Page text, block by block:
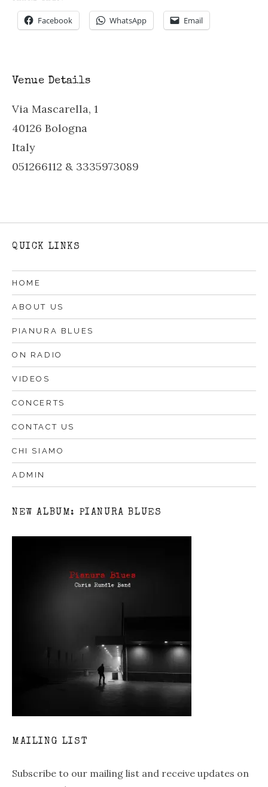
Facebook WhatsApp Email
Venue Details
Via Mascarella, 1
40126 Bologna
Italy
051266112 & 3335973089
QUICK LINKS
HOME
ABOUT US
PIANURA BLUES
ON RADIO
VIDEOS
CONCERTS
CONTACT US
CHI SIAMO
ADMIN
NEW ALBUM: PIANURA BLUES
MAILING LIST
Subscribe to our mailing list and receive updates on